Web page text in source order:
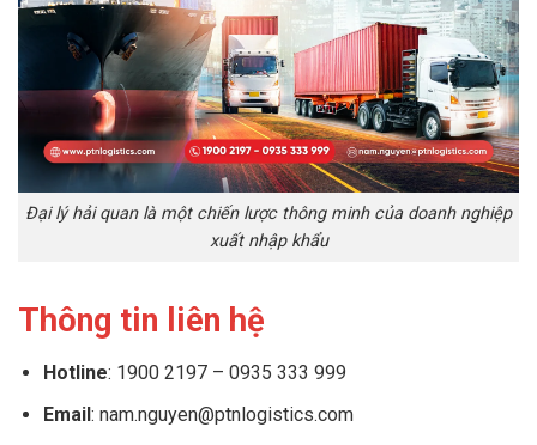
Đại lý hải quan là một chiến lược thông minh của doanh nghiệp
xuất nhập khẩu
Thông tin liên hệ
Hotline: 1900 2197 – 0935 333 999
Email: nam.nguyen@ptnlogistics.com